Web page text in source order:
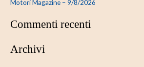
Motori Magazine – 9/8/2026
Commenti recenti
Archivi